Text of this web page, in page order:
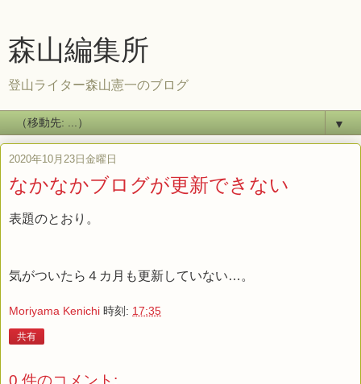
森山編集所
登山ライター森山憲一のブログ
▼
2020年10月23日金曜日
なかなかブログが更新できない
表題のとおり。
気がついたら４カ月も更新していない…。
Moriyama Kenichi 時刻: 17:35
共有
0 件のコメント: